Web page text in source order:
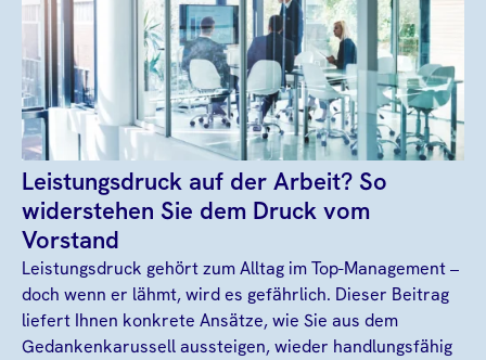
Leistungsdruck auf der Arbeit? So
widerstehen Sie dem Druck vom
Vorstand
Leistungsdruck gehört zum Alltag im Top-Management –
doch wenn er lähmt, wird es gefährlich. Dieser Beitrag
liefert Ihnen konkrete Ansätze, wie Sie aus dem
Gedankenkarussell aussteigen, wieder handlungsfähig